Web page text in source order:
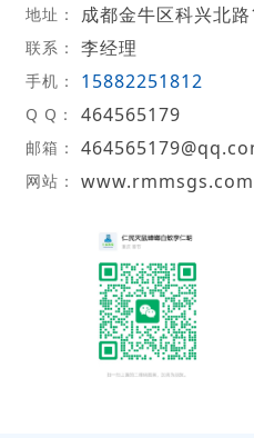
地址： 成都金牛区科兴北
联系： 李经理
手机： 15882251812
Q Q： 464565179
邮箱：
网站： www.rmmsgs.com